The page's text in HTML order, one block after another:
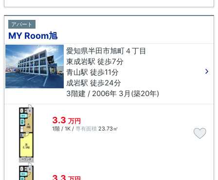
アパート
MY Room旭
愛知県半田市旭町４丁目
東成岩駅 徒歩7分
青山駅 徒歩11分
成岩駅 徒歩24分
3階建 / 2006年 3月(築20年)
3.3 万円
1階 / 1K / 専有面積 23.73㎡